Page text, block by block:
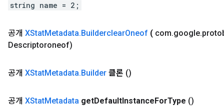
string name = 2;
공개 XStatMetadata.BuilderclearOneof ( com.google.
Descriptoroneof)
공개 XStatMetadata.Builder 클론 ()
공개 XStatMetadata getDefaultInstanceForType ()